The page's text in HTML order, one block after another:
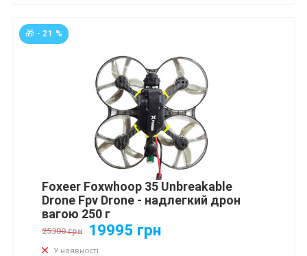
🎁 - 21 %
Foxeer Foxwhoop 35 Unbreakable
Drone Fpv Drone - надлегкий дрон
вагою 250 г
25300 грн 19995 грн
У наявності